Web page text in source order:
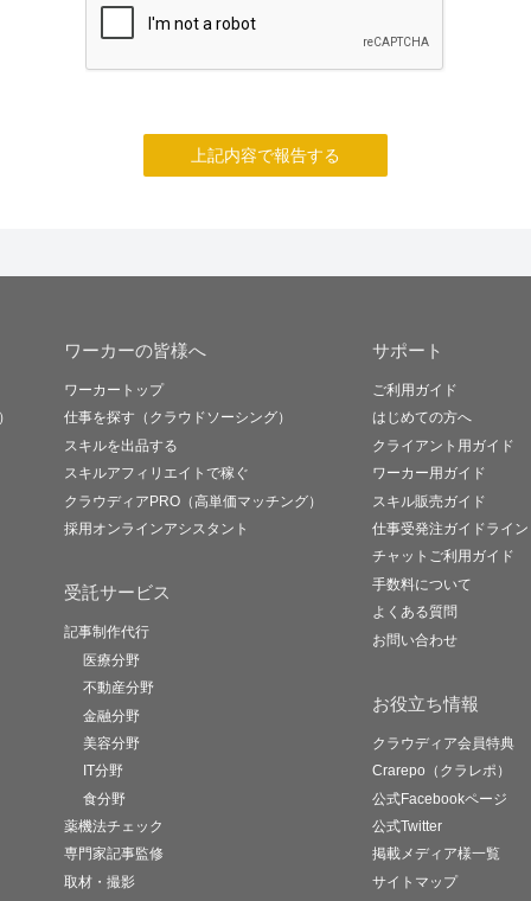
上記内容で報告する
ワーカーの皆様へ
ワーカートップ
仕事を探す（クラウドソーシング）
スキルを出品する
スキルアフィリエイトで稼ぐ
クラウディアPRO（高単価マッチング）
採用オンラインアシスタント
受託サービス
記事制作代行
医療分野
不動産分野
金融分野
美容分野
IT分野
食分野
薬機法チェック
専門家記事監修
取材・撮影
サポート
ご利用ガイド
はじめての方へ
クライアント用ガイド
ワーカー用ガイド
スキル販売ガイド
仕事受発注ガイドライン
チャットご利用ガイド
手数料について
よくある質問
お問い合わせ
お役立ち情報
クラウディア会員特典
Crarepo（クラレポ）
公式Facebookページ
公式Twitter
掲載メディア様一覧
サイトマップ